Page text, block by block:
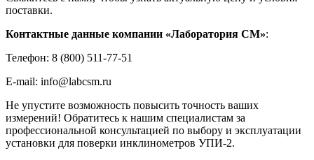
поставки.
Контактные данные компании «Лаборатория СМ»:
Телефон: 8 (800) 511-77-51
E-mail: info@labcsm.ru
Не упустите возможность повысить точность ваших
измерений! Обратитесь к нашим специалистам за
профессиональной консультацией по выбору и эксплуатации
установки для поверки инклинометров УПИ-2.